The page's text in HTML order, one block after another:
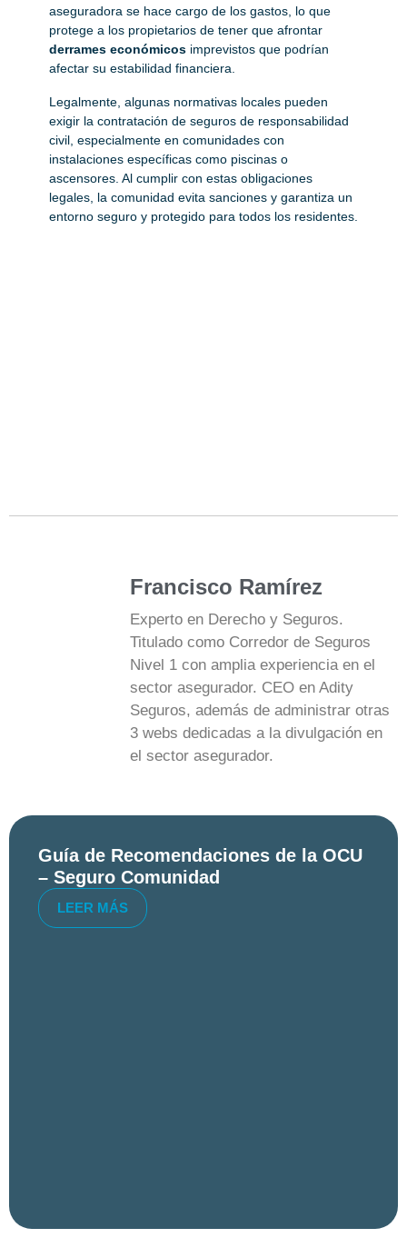
aseguradora se hace cargo de los gastos, lo que
protege a los propietarios de tener que afrontar
derrames económicos imprevistos que podrían
afectar su estabilidad financiera.
Legalmente, algunas normativas locales pueden
exigir la contratación de seguros de responsabilidad
civil, especialmente en comunidades con
instalaciones específicas como piscinas o
ascensores. Al cumplir con estas obligaciones
legales, la comunidad evita sanciones y garantiza un
entorno seguro y protegido para todos los residentes.
Francisco Ramírez
Experto en Derecho y Seguros.
Titulado como Corredor de Seguros
Nivel 1 con amplia experiencia en el
sector asegurador. CEO en Adity
Seguros, además de administrar otras
3 webs dedicadas a la divulgación en
el sector asegurador.
Guía de Recomendaciones de la OCU
– Seguro Comunidad
LEER MÁS